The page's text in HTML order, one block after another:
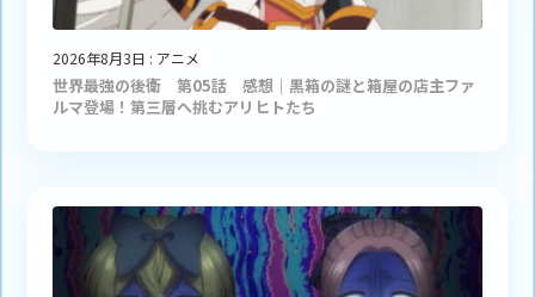
2026年8月3日 : アニメ
世界最強の後衛 第05話 感想｜黒箱の謎と箱屋の店主ファ
ルマ登場！第三層へ挑むアリヒトたち